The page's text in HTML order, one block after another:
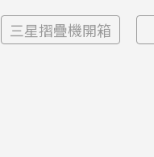
三星摺疊機開箱